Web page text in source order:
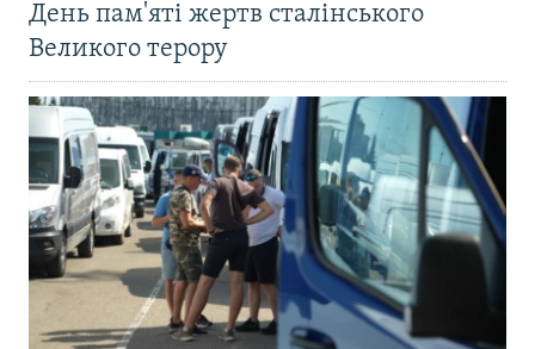
День пам'яті жертв сталінського
Великого терору